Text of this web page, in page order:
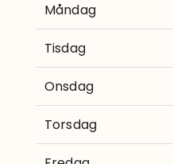
Måndag
Tisdag
Onsdag
Torsdag